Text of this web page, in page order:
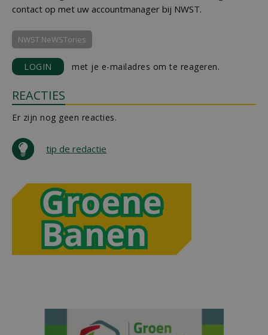
contact op met uw accountmanager bij NWST.
NWST NeWSTories
LOGIN met je e-mailadres om te reageren.
REACTIES
Er zijn nog geen reacties.
tip de redactie